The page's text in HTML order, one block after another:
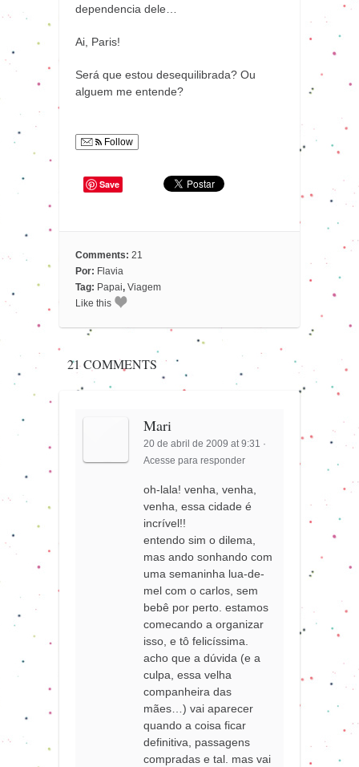
dependencia dele…
Ai, Paris!
Será que estou desequilibrada? Ou
alguem me entende?
Follow
Save
Comments: 21
Por: Flavia
Tag: Papai, Viagem
Like this
21 COMMENTS
Mari
20 de abril de 2009 at 9:31 ·
Acesse para responder
oh-lala! venha, venha,
venha, essa cidade é
incrível!!
entendo sim o dilema,
mas ando sonhando com
uma semaninha lua-de-
mel com o carlos, sem
bebê por perto. estamos
comecando a organizar
isso, e tô felicíssima.
acho que a dúvida (e a
culpa, essa velha
companheira das
mães…) vai aparecer
quando a coisa ficar
definitiva, passagens
compradas e tal. mas vai